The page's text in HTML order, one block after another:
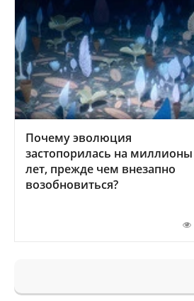
Почему эволюция
застопорилась на миллионы
лет, прежде чем внезапно
возобновиться?